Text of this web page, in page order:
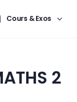
Cours & Exos
2